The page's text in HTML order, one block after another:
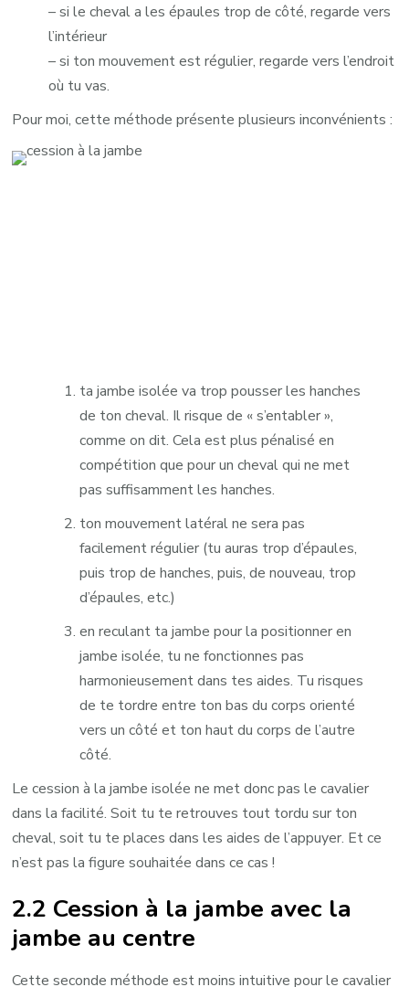
– si le cheval a les épaules trop de côté, regarde vers
l’intérieur
– si ton mouvement est régulier, regarde vers l’endroit
où tu vas.
Pour moi, cette méthode présente plusieurs inconvénients :
ta jambe isolée va trop pousser les hanches
de ton cheval. Il risque de « s’entabler »,
comme on dit. Cela est plus pénalisé en
compétition que pour un cheval qui ne met
pas suffisamment les hanches.
ton mouvement latéral ne sera pas
facilement régulier (tu auras trop d’épaules,
puis trop de hanches, puis, de nouveau, trop
d’épaules, etc.)
en reculant ta jambe pour la positionner en
jambe isolée, tu ne fonctionnes pas
harmonieusement dans tes aides. Tu risques
de te tordre entre ton bas du corps orienté
vers un côté et ton haut du corps de l’autre
côté.
Le cession à la jambe isolée ne met donc pas le cavalier
dans la facilité. Soit tu te retrouves tout tordu sur ton
cheval, soit tu te places dans les aides de l’appuyer. Et ce
n’est pas la figure souhaitée dans ce cas !
2.2 Cession à la jambe avec la
jambe au centre
Cette seconde méthode est moins intuitive pour le cavalier